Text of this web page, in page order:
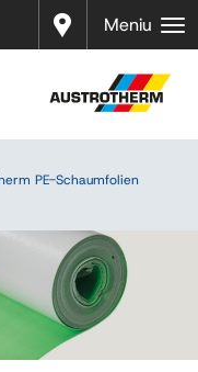
Distrib
uitori
Meniu
PE-Schaumfolien